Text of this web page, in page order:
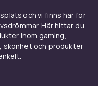
och vi finns här för
Här hittar du
inom gaming,
skönhet och produkter